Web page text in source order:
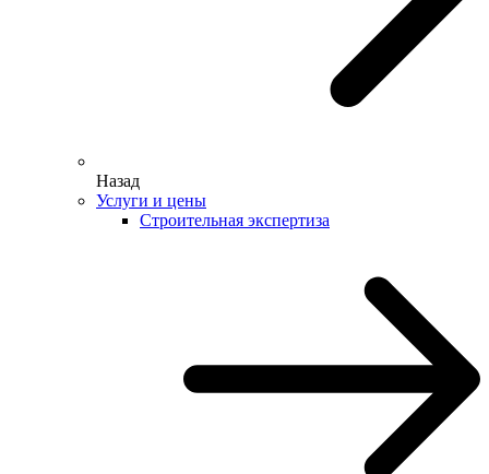
Назад
Услуги и цены
Строительная экспертиза